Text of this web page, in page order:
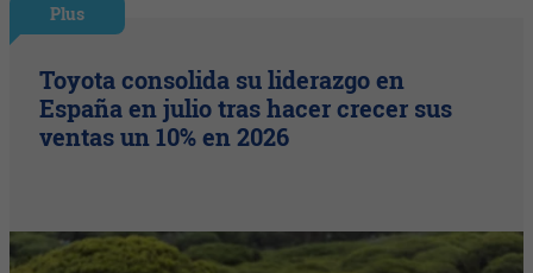
Plus
Toyota consolida su liderazgo en
España en julio tras hacer crecer sus
ventas un 10% en 2026